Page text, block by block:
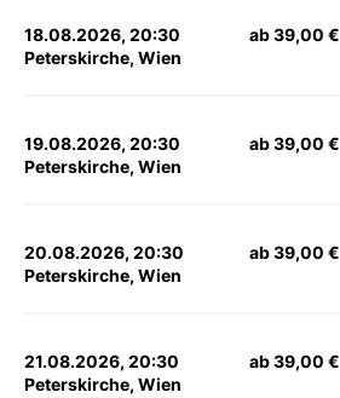
18.08.2026, 20:30
Peterskirche, Wien
ab 39,00 €
19.08.2026, 20:30
Peterskirche, Wien
ab 39,00 €
20.08.2026, 20:30
Peterskirche, Wien
ab 39,00 €
21.08.2026, 20:30
Peterskirche, Wien
ab 39,00 €